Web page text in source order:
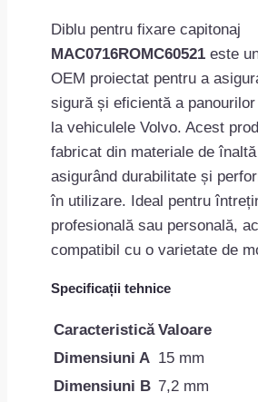
Diblu pentru fixare capitonaj
MAC0716ROMC60521 este
OEM proiectat pentru a
sigură și eficientă a
la vehiculele Volvo. Acest
fabricat din materiale de
asigurând durabilitate și
în utilizare. Ideal pentru
profesională sau personală,
compatibil cu o varietate de
Specificații tehnice
Caracteristică Valoare
Dimensiuni A 15 mm
Dimensiuni B 7,2 mm